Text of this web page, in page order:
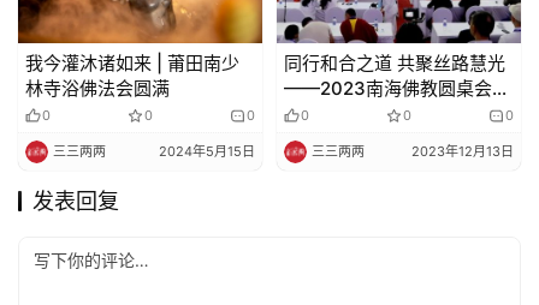
我今灌沐诸如来 | 莆田南少
林寺浴佛法会​圆满
0 0 0
三三两两 2024年5月15日
同行和合之道 共聚丝路慧光
——2023南海佛教圆桌会在
斯里兰卡盛大举行
0 0 0
三三两两 2023年12月13日
发表回复